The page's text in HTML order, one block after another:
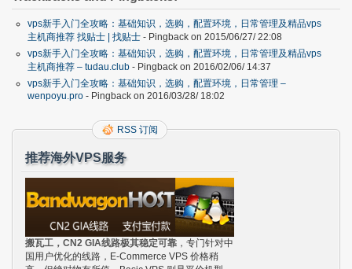
vps新手入门全攻略：基础知识，选购，配置环境，日常管理及精品vps
主机商推荐 找贴士 | 找贴士 - Pingback on 2015/06/27/ 22:08
vps新手入门全攻略：基础知识，选购，配置环境，日常管理及精品vps
主机商推荐 – tudau.club - Pingback on 2016/02/06/ 14:37
vps新手入门全攻略：基础知识，选购，配置环境，日常管理 –
wenpoyu.pro - Pingback on 2016/03/28/ 18:02
RSS 订阅
推荐海外VPS服务
搬瓦工，CN2 GIA线路极其稳定可靠 ，专门针对中
国用户优化的线路，E-Commerce VPS 价格稍